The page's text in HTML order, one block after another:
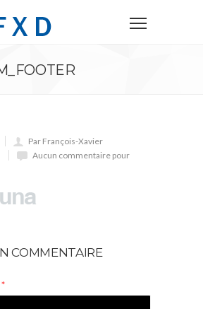
Par François-Xavier
Aucun commentaire pour
COMMENTAIRE
*